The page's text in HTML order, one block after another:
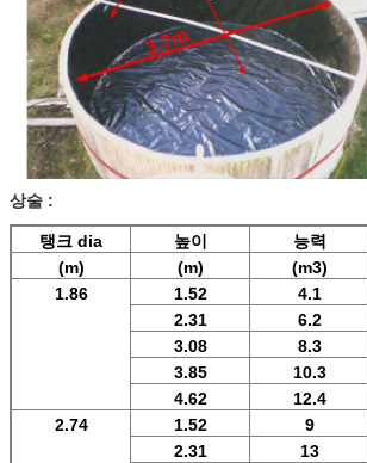
상술 :
탱크 dia 높이 능력
(m)
(m) (m3)
1.86
1.52 4.1
2.31
6.2
3.08
8.3
3.85
10.3
4.62
12.4
2.74
1.52 9
2.31
13